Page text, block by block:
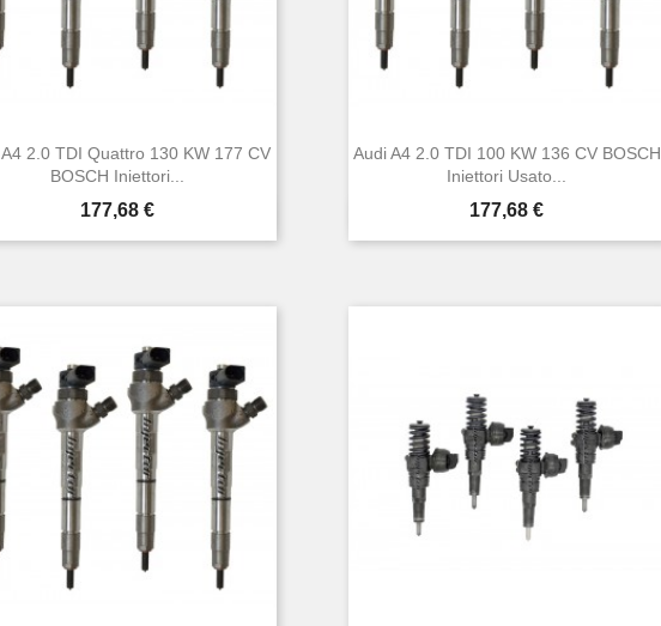
2.0 TDI Quattro 130 KW 177 CV
BOSCH Iniettori...
Prezzo
177,68 €
 Anteprima
Audi A4 2.0 TDI 100 KW 136 CV BOSCH
Iniettori Usato...
Prezzo
177,68 €
 Anteprima